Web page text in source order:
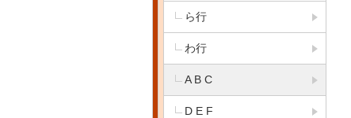
ら行
わ行
A B C
D E F